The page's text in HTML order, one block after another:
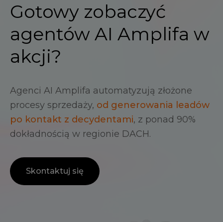
Gotowy zobaczyć
agentów AI Amplifa w
akcji?
Agenci AI Amplifa automatyzują złożone
procesy sprzedaży, od generowania leadów
po kontakt z decydentami, z ponad 90%
dokładnością w regionie DACH.
Skontaktuj się